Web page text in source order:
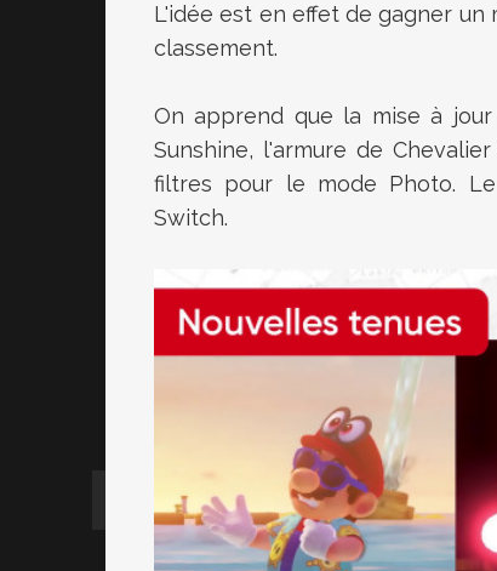
L'idée est en effet de gagner
classement.
On apprend que la mise à
Sunshine, l'armure de
filtres pour le mode Photo.
Switch.